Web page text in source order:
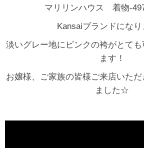
マリリンハウス 着物-
Kansaiブランドにな
淡いグレー地にピンクの袴がとて
ます！
お嬢様、ご家族の皆様ご来店いた
ました☆